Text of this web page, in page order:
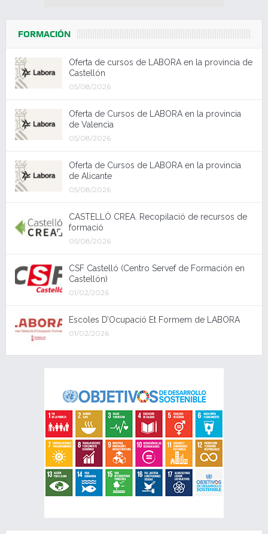
FORMACIÓN
Oferta de cursos de LABORA en la provincia de
Castellón
05/08/2026
Oferta de Cursos de LABORA en la provincia
de Valencia
05/08/2026
Oferta de Cursos de LABORA en la provincia
de Alicante
05/08/2026
CASTELLÓ CREA. Recopilació de recursos de
formació
05/08/2026
CSF Castelló (Centro Servef de Formación en
Castellón)
01/02/2026
Escoles D’Ocupació Et Formem de LABORA
01/02/2026